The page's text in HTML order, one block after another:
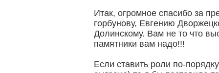
Итак, огромное спасибо за
горбунову, Евгению
Долинскому. Вам не то что
памятники вам надо!!!
Если ставить роли по-